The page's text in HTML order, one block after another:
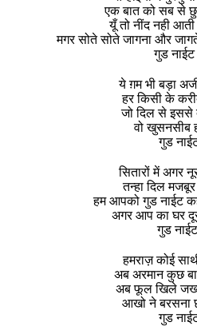
एक बात को सब से
यूँ तो नींद नही आती
मगर सोते सोते जागना और
गुड
ये ग़म भी बड़ा
हर किसी के
जो दिल से इससे
वो खुसनसीब
गुड
सितारों में अगर
तन्हा दिल मजबूर
हम आपको गुड नाईट
अगर आप का घर
गुड
हमराज़ कोई
अब अरमान कुछ
अब फूल खिले
आखो ने बरसना
गुड